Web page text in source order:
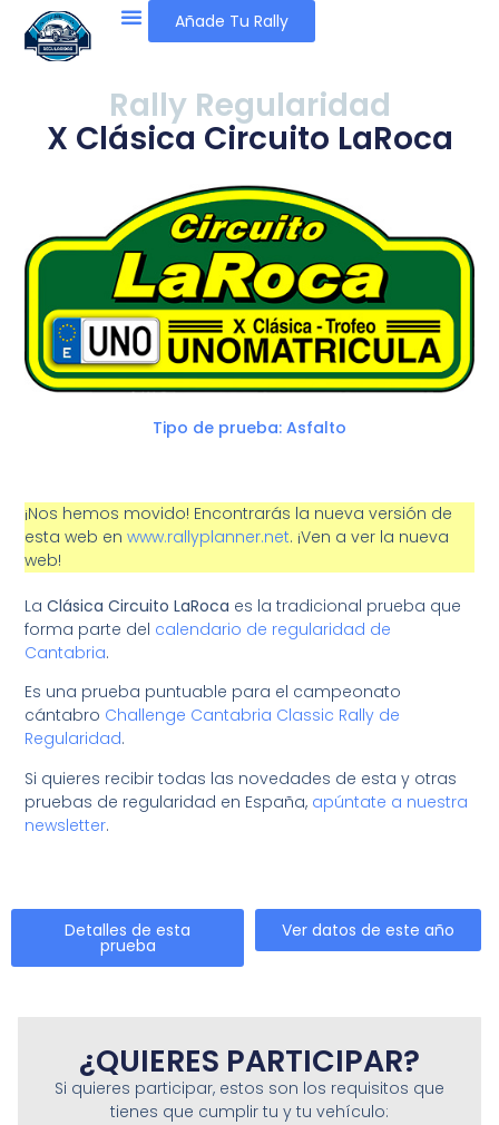
Añade Tu Rally
Rally Regularidad
X Clásica Circuito LaRoca
Tipo de prueba: Asfalto
¡Nos hemos movido! Encontrarás la nueva versión de
esta web enwww.rallyplanner.net. ¡Ven a ver la nueva
web!
LaClásica Circuito LaRoca es la tradicional prueba que
forma parte del calendario de regularidad de
Cantabria.
Es una prueba puntuable para el campeonato
cántabro Challenge Cantabria Classic Rally de
Regularidad.
Si quieres recibir todas las novedades de esta y otras
pruebas de regularidad en España, apúntate a nuestra
newsletter.
Detalles de esta
prueba
Ver datos de este año
¿QUIERES PARTICIPAR?
Si quieres participar, estos son los requisitos que
tienes que cumplir tu y tu vehículo: